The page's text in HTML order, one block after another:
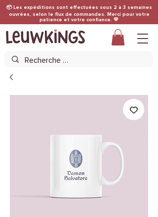
📦 Les expéditions sont effectuées sous 2 à 3 semaines
ouvrées, selon le flux de commandes. Merci pour votre
patience et votre confiance. 💛